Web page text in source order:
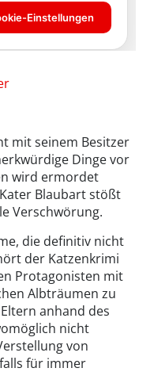
mit seinem Besitzer
Dinge vor
wird ermordet
Blaubart stößt
Verschwörung.
die definitiv nicht
der Katzenkrimi
Protagonisten mit
Albträumen zu
anhand des
nicht
von
für immer